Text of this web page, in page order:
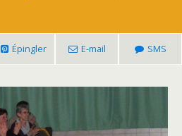
Épingler E-mail SMS